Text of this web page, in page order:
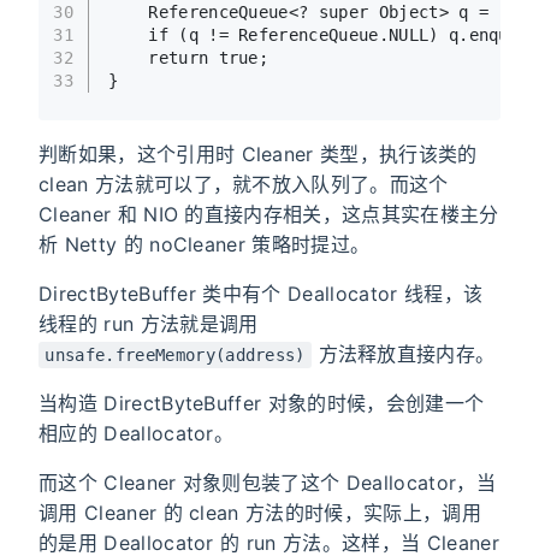
30
31
32
33
    ReferenceQueue<?
super Object> q =
if (q != ReferenceQueue.NULL)
return true ;
}
判断如果，这个引用时 Cleaner 类型，执行该类的
clean 方法就可以了，就不放入队列了。而这个
Cleaner 和 NIO 的直接内存相关，这点其实在楼主分
析 Netty 的 noCleaner 策略时提过。
DirectByteBuffer 类中有个 Deallocator 线程，该
线程的 run 方法就是调用
unsafe.freeMemory(address) 方法释放直接内存。
当构造 DirectByteBuffer 对象的时候，会创建一个
相应的 Deallocator。
而这个 Cleaner 对象则包装了这个 Deallocator，当
调用 Cleaner 的 clean 方法的时候，实际上，调用
的是用 Deallocator 的 run 方法。这样，当 Cleaner